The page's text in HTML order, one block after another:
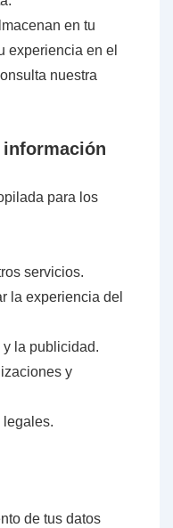
en tu
experiencia en el
nuestra
para los
servicios.
la experiencia del
la publicidad.
y
de tus datos